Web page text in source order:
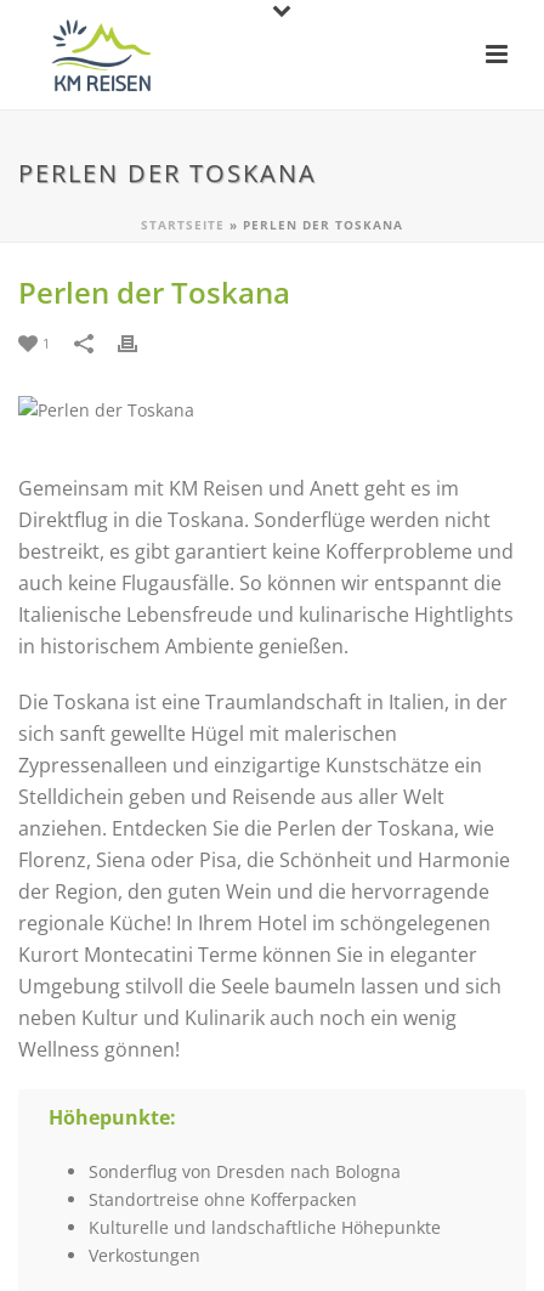
PERLEN DER TOSKANA
STARTSEITE » PERLEN DER TOSKANA
Perlen der Toskana
1
Gemeinsam mit KM Reisen und Anett geht es im
Direktflug in die Toskana. Sonderflüge werden nicht
bestreikt, es gibt garantiert keine Kofferprobleme und
auch keine Flugausfälle. So können wir entspannt die
Italienische Lebensfreude und kulinarische Hightlights
in historischem Ambiente genießen.
Die Toskana ist eine Traumlandschaft in Italien, in der
sich sanft gewellte Hügel mit malerischen
Zypressenalleen und einzigartige Kunstschätze ein
Stelldichein geben und Reisende aus aller Welt
anziehen. Entdecken Sie die Perlen der Toskana, wie
Florenz, Siena oder Pisa, die Schönheit und Harmonie
der Region, den guten Wein und die hervorragende
regionale Küche! In Ihrem Hotel im schöngelegenen
Kurort Montecatini Terme können Sie in eleganter
Umgebung stilvoll die Seele baumeln lassen und sich
neben Kultur und Kulinarik auch noch ein wenig
Wellness gönnen!
Höhepunkte:
Sonderflug von Dresden nach Bologna
Standortreise ohne Kofferpacken
Kulturelle und landschaftliche Höhepunkte
Verkostungen